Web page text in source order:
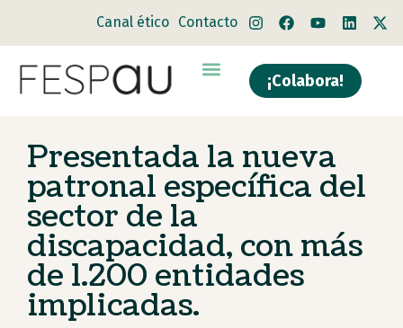
Canal ético Contacto
¡Colabora!
Presentada la nueva
patronal específica del
sector de la
discapacidad, con más
de 1.200 entidades
implicadas.